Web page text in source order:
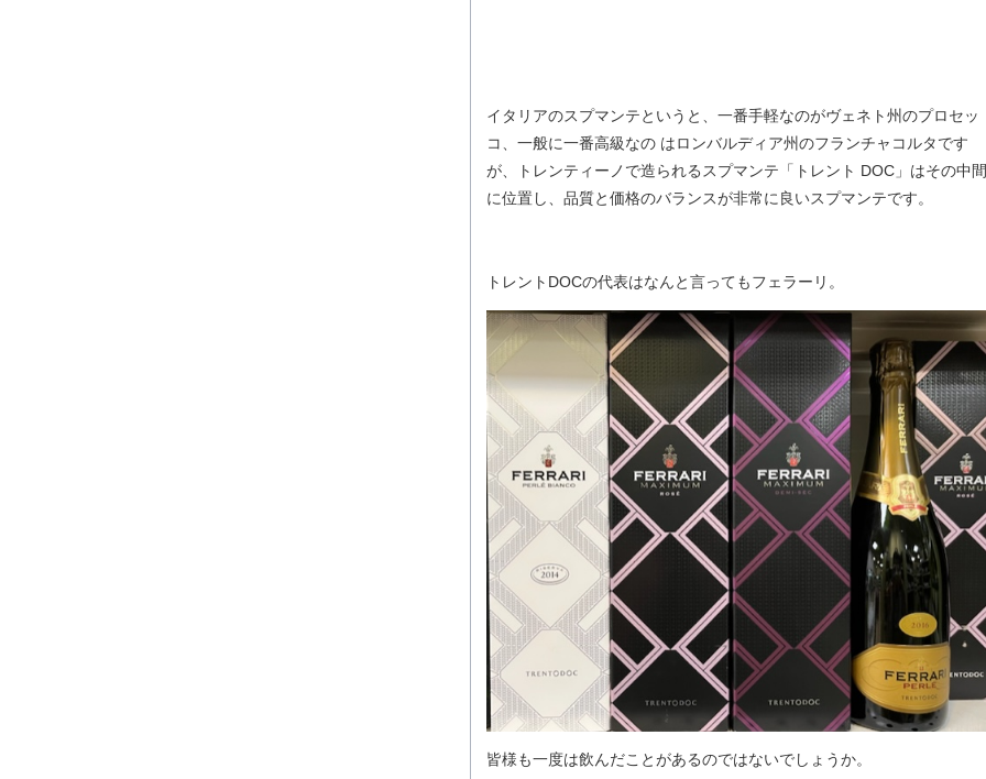
イタリアのスプマンテというと、一番手軽なのがヴェネト州のプロセッ
コ、一般に一番高級なの はロンバルディア州のフランチャコルタです
が、トレンティーノで造られるスプマンテ「トレント DOC」はその中間
に位置し、品質と価格のバランスが非常に良いスプマンテです。
トレントDOCの代表はなんと言ってもフェラーリ。
皆様も一度は飲んだことがあるのではないでしょうか。